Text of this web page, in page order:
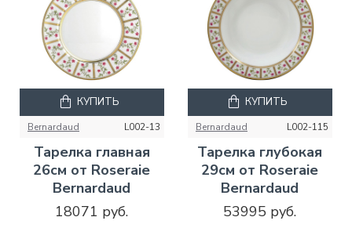
Bernardaud L002-13
Тарелка главная
26см от Roseraie
Bernardaud
18071 руб.
КУПИТЬ
Bernardaud L002-115
Тарелка глубокая
29см от Roseraie
Bernardaud
53995 руб.
КУПИТЬ